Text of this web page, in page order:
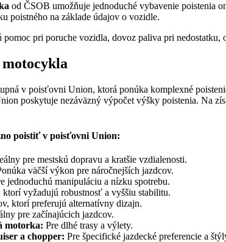
od ČSOB umožňuje jednoduché vybavenie poistenia
poistného na základe údajov o vozidle.
pri poruche vozidla, dovoz paliva pri
v poisťovni Union, ktorá ponúka komplexné
poskytuje nezáväzný výpočet výšky poistenia. Na
poistiť v poisťovni Union:
pre mestskú dopravu a kratšie vzdialenosti.
väčší výkon pre náročnejších jazdcov.
jednoduchú manipuláciu a nízku spotrebu.
ktorí vyžadujú robustnosť a vyššiu stabilitu.
ktorí preferujú alternatívny dizajn.
pre začínajúcich jazdcov.
motorka: Pre dlhé trasy a výlety.
a chopper: Pre špecifické jazdecké preferencie a